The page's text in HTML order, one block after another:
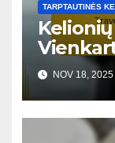
TARPTAUTINĖS
NOV 18, 2025